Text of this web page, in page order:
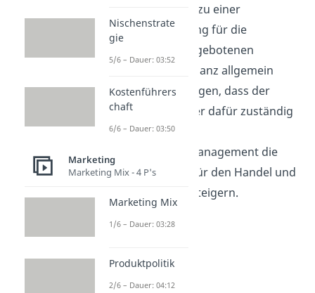
gleichzeitig auch zu einer
Verkaufsförderung für die
Hersteller der angebotenen
Produkte führt. Ganz allgemein
kann man also sagen, dass der
Category Manager dafür zuständig
ist, durch das
Warengruppenmanagement die
Wertschöpfung für den Handel und
die Industrie zu steigern.
Nischenstrate
gie
5/6 – Dauer: 03:52
Kostenführers
chaft
6/6 – Dauer: 03:50
Marketing
Marketing Mix - 4 P's
Marketing Mix
1/6 – Dauer: 03:28
Produktpolitik
2/6 – Dauer: 04:12